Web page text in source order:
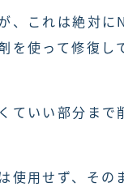
、これは絶対に
を使って修復し
ていい部分まで
用せず、その